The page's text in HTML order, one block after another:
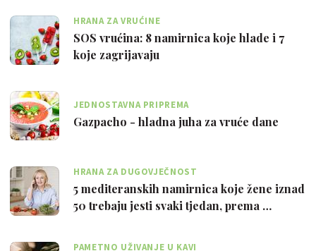
HRANA ZA VRUĆINE
SOS vrućina: 8 namirnica koje hlade i 7
koje zagrijavaju
JEDNOSTAVNA PRIPREMA
Gazpacho - hladna juha za vruće dane
HRANA ZA DUGOVJEČNOST
5 mediteranskih namirnica koje žene iznad
50 trebaju jesti svaki tjedan, prema …
PAMETNO UŽIVANJE U KAVI